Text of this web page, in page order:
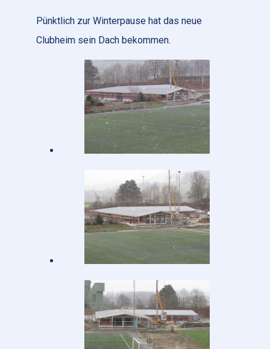
Pünktlich zur Winterpause hat das neue
Clubheim sein Dach bekommen.